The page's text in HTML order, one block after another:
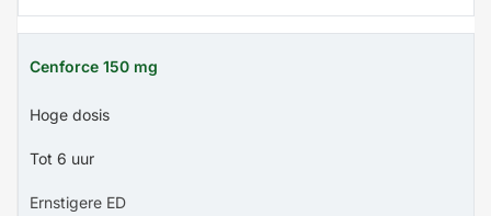
Cenforce 150 mg
Hoge dosis
Tot 6 uur
Ernstigere ED